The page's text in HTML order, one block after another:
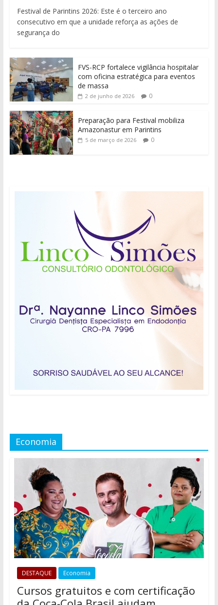
Festival de Parintins 2026: Este é o terceiro ano
consecutivo em que a unidade reforça as ações de
segurança do
FVS-RCP fortalece vigilância hospitalar
com oficina estratégica para eventos
de massa
2 de junho de 2026 0
Preparação para Festival mobiliza
Amazonastur em Parintins
5 de março de 2026 0
Economia
DESTAQUE Economia
Cursos gratuitos e com certificação